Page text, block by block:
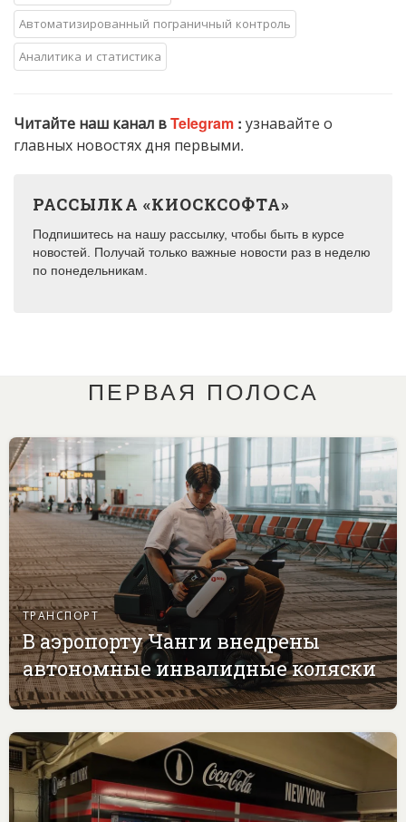
Автоматизированный пограничный контроль
Аналитика и статистика
Читайте наш канал вTelegram : узнавайте о
главных новостях дня первыми.
РАССЫЛКА «КИОСКСОФТА»
Подпишитесь на нашу рассылку, чтобы быть в курсе
новостей. Получай только важные новости раз в неделю
по понедельникам.
ПЕРВАЯ ПОЛОСА
ТРАНСПОРТ
В аэропорту Чанги внедрены
автономные инвалидные коляски